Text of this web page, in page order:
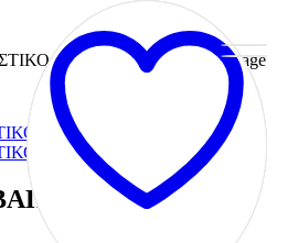
ΣΕΤ Κ26.13
ΣΕΤ LILIAN Κ26.11
ΣΕΤ